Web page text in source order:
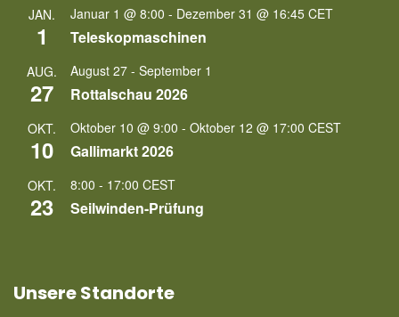
JAN.
1
Januar 1 @ 8:00 - Dezember 31 @ 16:45 CET
Teleskopmaschinen
AUG.
27
August 27 - September 1
Rottalschau 2026
OKT.
10
Oktober 10 @ 9:00 - Oktober 12 @ 17:00 CEST
Gallimarkt 2026
OKT.
23
8:00 - 17:00 CEST
Seilwinden-Prüfung
Unsere Standorte